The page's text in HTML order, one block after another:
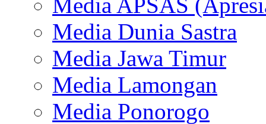
Media Dunia Sastra
Media Jawa Timur
Media Lamongan
Media Ponorogo